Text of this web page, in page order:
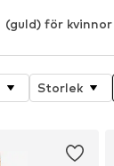
(guld) för kvinnor
Storlek